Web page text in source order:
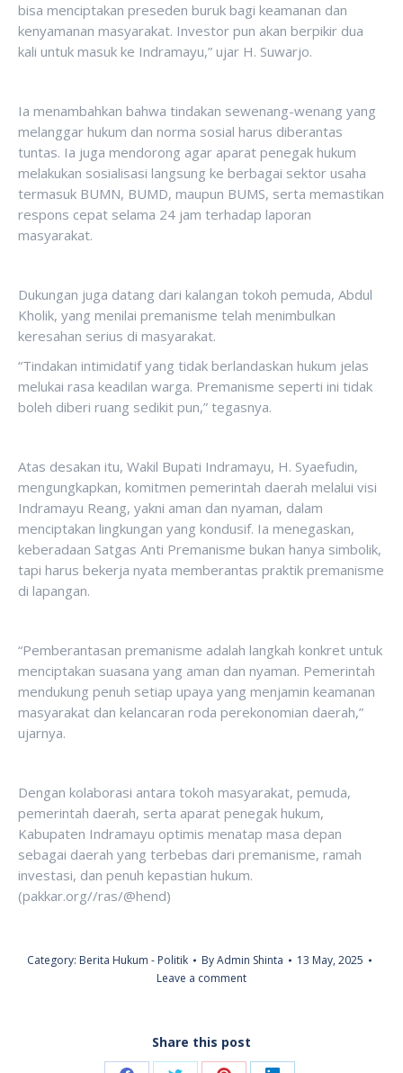
bisa menciptakan preseden buruk bagi keamanan dan
kenyamanan masyarakat. Investor pun akan berpikir dua
kali untuk masuk ke Indramayu,” ujar H. Suwarjo.
Ia menambahkan bahwa tindakan sewenang-wenang yang
melanggar hukum dan norma sosial harus diberantas
tuntas. Ia juga mendorong agar aparat penegak hukum
melakukan sosialisasi langsung ke berbagai sektor usaha
termasuk BUMN, BUMD, maupun BUMS, serta memastikan
respons cepat selama 24 jam terhadap laporan
masyarakat.
Dukungan juga datang dari kalangan tokoh pemuda, Abdul
Kholik, yang menilai premanisme telah menimbulkan
keresahan serius di masyarakat.
“Tindakan intimidatif yang tidak berlandaskan hukum jelas
melukai rasa keadilan warga. Premanisme seperti ini tidak
boleh diberi ruang sedikit pun,” tegasnya.
Atas desakan itu, Wakil Bupati Indramayu, H. Syaefudin,
mengungkapkan, komitmen pemerintah daerah melalui visi
Indramayu Reang, yakni aman dan nyaman, dalam
menciptakan lingkungan yang kondusif. Ia menegaskan,
keberadaan Satgas Anti Premanisme bukan hanya simbolik,
tapi harus bekerja nyata memberantas praktik premanisme
di lapangan.
“Pemberantasan premanisme adalah langkah konkret untuk
menciptakan suasana yang aman dan nyaman. Pemerintah
mendukung penuh setiap upaya yang menjamin keamanan
masyarakat dan kelancaran roda perekonomian daerah,”
ujarnya.
Dengan kolaborasi antara tokoh masyarakat, pemuda,
pemerintah daerah, serta aparat penegak hukum,
Kabupaten Indramayu optimis menatap masa depan
sebagai daerah yang terbebas dari premanisme, ramah
investasi, dan penuh kepastian hukum.
(pakkar.org//ras/@hend)
Category: Berita Hukum - Politik ByAdmin Shinta
13 May, 2025
Leave a comment
Share this post